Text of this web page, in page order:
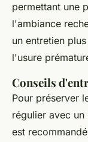
permettant une
l'ambiance
un entretien
l'usure
Conseils
Pour préserver
régulier avec
est